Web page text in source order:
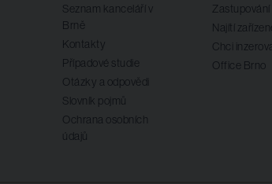
Seznam kanceláří v
Brně
Kontakty
Případové studie
Otázky a odpovědi
Slovník pojmů
Ochrana osobních
údajů
Najítí
Chci
Office Brno